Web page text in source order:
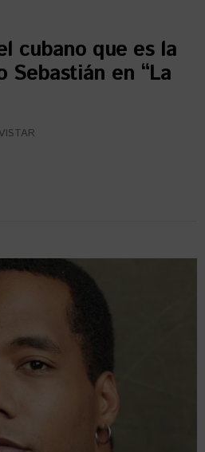
cubano que es la
Sebastián en “La